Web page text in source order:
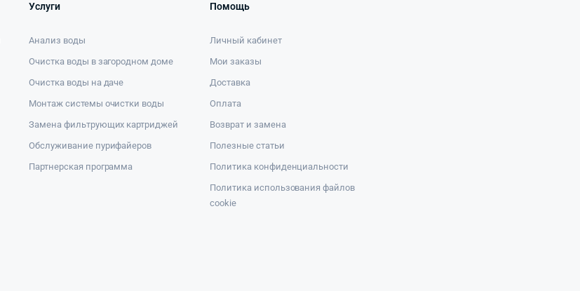
Услуги
Анализ воды
Очистка воды в загородном доме
Очистка воды на даче
Монтаж системы очистки воды
Замена фильтрующих картриджей
Обслуживание пурифайеров
Партнерская программа
Помощь
Личный кабинет
Мои заказы
Доставка
Оплата
Возврат и замена
Полезные статьи
Политика конфиденциальности
Политика использования файлов
cookie